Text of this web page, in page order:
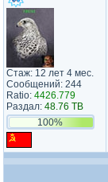
Стаж: 12 лет 4 мес.
Сообщений: 244
Ratio: 4426.779
Раздал: 48.76 TB
100%